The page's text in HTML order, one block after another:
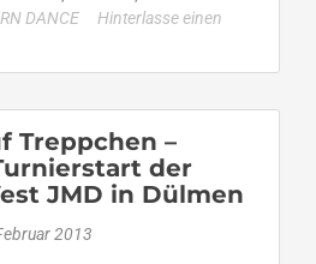
Platz
Rebels“
Platz
DANCE
Hinterlasse einen
Treppchen –
der
JMD in Dülmen
2013